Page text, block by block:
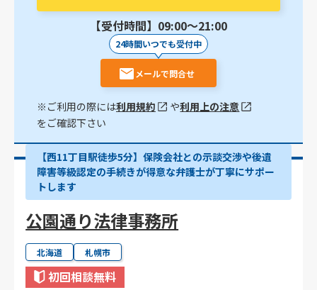
【受付時間】09:00〜21:00
24時間いつでも受付中
メールで問合せ
※ご利用の際には利用規約 や利用上の注意
をご確認下さい
【西11丁目駅徒歩5分】保険会社との示談交渉や後遺
障害等級認定の手続きが得意な弁護士が丁寧にサポー
トします
公園通り法律事務所
北海道 札幌市
初回相談無料